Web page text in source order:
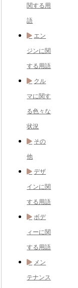
関する用
語
エン
ジンに関
する用語
クル
マに関す
る色々な
状況
その
他
デザ
インに関
する用語
ボデ
ィーに関
する用語
メン
テナンス